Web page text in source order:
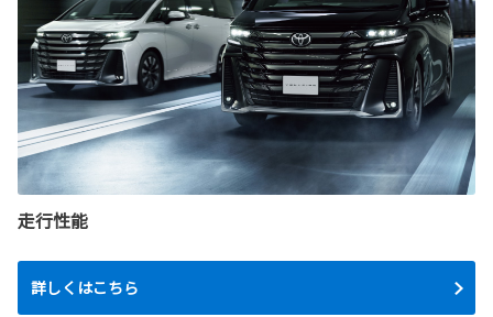
走行性能
詳しくはこちら